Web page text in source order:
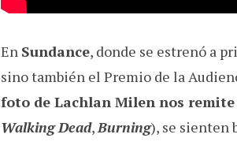
En Sundance, donde se estrenó a
sino también el Premio de la
foto de Lachlan Milen nos
Walking Dead,Burning), se sienten